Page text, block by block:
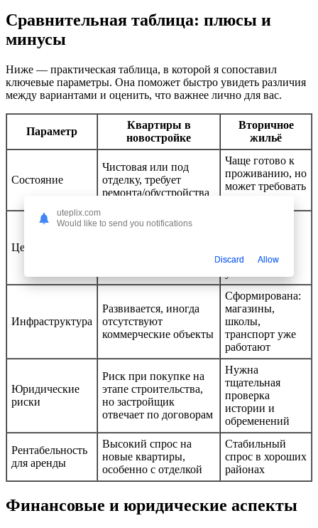
Сравнительная таблица: плюсы и
минусы
Ниже — практическая таблица, в которой я сопоставил
ключевые параметры. Она поможет быстро увидеть различия
между вариантами и оценить, что важнее лично для вас.
Параметр
Квартиры в
новостройке
Вторичное
жильё
Состояние
Чистовая или под
отделку, требует
ремонта/обустройства
Чаще готово к
проживанию, но
может требовать
Цена
проходит
Инфраструктура
Развивается, иногда
отсутствуют
коммерческие объекты
Сформирована:
магазины,
школы,
транспорт уже
работают
Юридические
риски
Риск при покупке на
этапе строительства,
но застройщик
отвечает по договорам
Нужна
тщательная
проверка
истории и
обременений
Рентабельность
для аренды
Высокий спрос на
новые квартиры,
особенно с отделкой
Стабильный
спрос в хороших
районах
Финансовые и юридические аспекты
uteplix.com
Would like to send you notifications
Discard Allow